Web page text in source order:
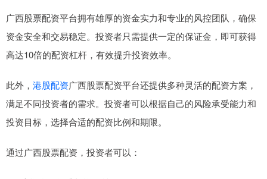
广西股票配资平台拥有雄厚的资金实力和专业的风控团队，确保
资金安全和交易稳定。投资者只需提供一定的保证金，即可获得
高达10倍的配资杠杆，有效提升投资效率。
此外， 港股配资广西股票配资平台还提供多种灵活的配资方案，
满足不同投资者的需求。投资者可以根据自己的风险承受能力和
投资目标，选择合适的配资比例和期限。
通过广西股票配资，投资者可以：